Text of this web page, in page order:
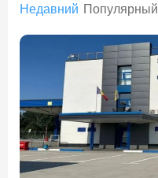
Недавний Популярный